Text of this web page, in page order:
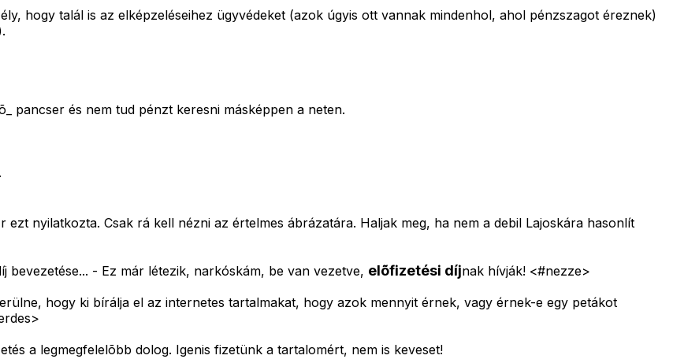
hogy talál is az elképzeléseihez ügyvédeket (azok úgyis ott vannak mindenhol, ahol pénzszagot éreznek)
pancser és nem tud pénzt keresni másképpen a neten.
nyilatkozta. Csak rá kell nézni az értelmes ábrázatára. Haljak meg, ha nem a debil Lajoskára hasonlít
bevezetése... - Ez már létezik, narkóskám, be van vezetve, elõfizetési díjnak hívják! <#nezze>
hogy ki bírálja el az internetes tartalmakat, hogy azok mennyit érnek, vagy érnek-e egy petákot
a legmegfelelõbb dolog. Igenis fizetünk a tartalomért, nem is keveset!